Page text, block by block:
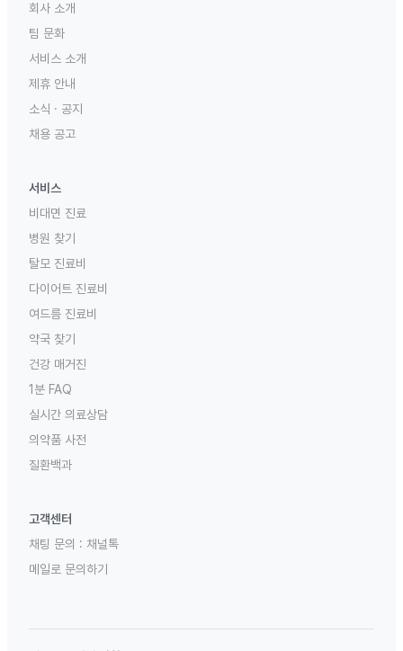
회사 소개
팀 문화
서비스 소개
제휴 안내
소식 · 공지
채용 공고
서비스
비대면 진료
병원 찾기
탈모 진료비
다이어트 진료비
여드름 진료비
약국 찾기
건강 매거진
1분 FAQ
실시간 의료상담
의약품 사전
질환백과
고객센터
채팅 문의 : 채널톡
메일로 문의하기